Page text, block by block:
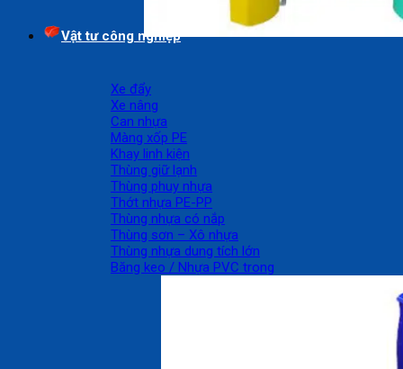
Vật tư công nghiệp
Xe đẩy
Xe nâng
Can nhựa
Màng xốp PE
Khay linh kiện
Thùng giữ lạnh
Thùng phuy nhựa
Thớt nhựa PE-PP
Thùng nhựa có nắp
Thùng sơn – Xô nhựa
Thùng nhựa dung tích lớn
Băng keo / Nhựa PVC trong